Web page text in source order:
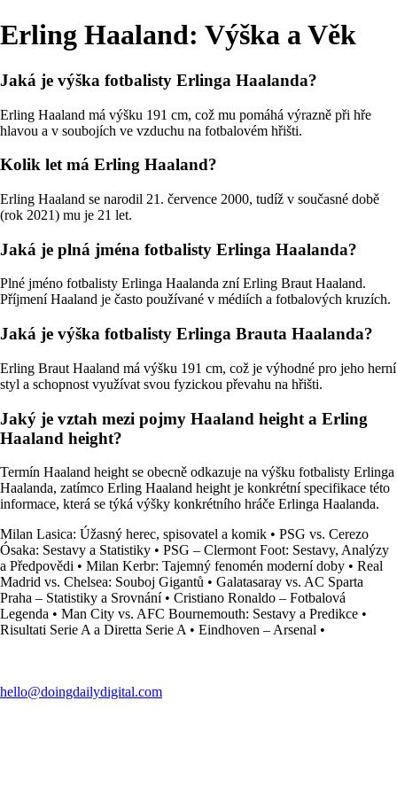
Erling Haaland: Výška a Věk
Jaká je výška fotbalisty Erlinga Haalanda?
Erling Haaland má výšku 191 cm, což mu pomáhá výrazně při hře
hlavou a v soubojích ve vzduchu na fotbalovém hřišti.
Kolik let má Erling Haaland?
Erling Haaland se narodil 21. července 2000, tudíž v současné době
(rok 2021) mu je 21 let.
Jaká je plná jména fotbalisty Erlinga Haalanda?
Plné jméno fotbalisty Erlinga Haalanda zní Erling Braut Haaland.
Příjmení Haaland je často používané v médiích a fotbalových kruzích.
Jaká je výška fotbalisty Erlinga Brauta Haalanda?
Erling Braut Haaland má výšku 191 cm, což je výhodné pro jeho herní
styl a schopnost využívat svou fyzickou převahu na hřišti.
Jaký je vztah mezi pojmy Haaland height a Erling
Haaland height?
Termín Haaland height se obecně odkazuje na výšku fotbalisty Erlinga
Haalanda, zatímco Erling Haaland height je konkrétní specifikace této
informace, která se týká výšky konkrétního hráče Erlinga Haalanda.
Milan Lasica: Úžasný herec, spisovatel a komik • PSG vs. Cerezo
Ósaka: Sestavy a Statistiky • PSG – Clermont Foot: Sestavy, Analýzy
a Předpovědi • Milan Kerbr: Tajemný fenomén moderní doby • Real
Madrid vs. Chelsea: Souboj Gigantů • Galatasaray vs. AC Sparta
Praha – Statistiky a Srovnání• Cristiano Ronaldo – Fotbalová
Legenda • Man City vs. AFC Bournemouth: Sestavy a Predikce •
Risultati Serie A a Diretta Serie A • Eindhoven – Arsenal •
hello@doingdailydigital.com